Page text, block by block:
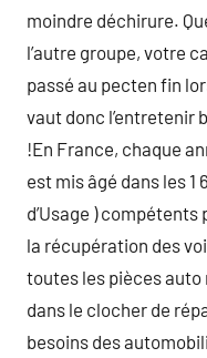
moindre déchirure.
l’autre groupe, votre
passé au pecten fin
vaut donc l’entretenir
!En France, chaque
est mis âgé dans les 1
d’Usage )
la récupération des
toutes les pièces
dans le clocher de
besoins des